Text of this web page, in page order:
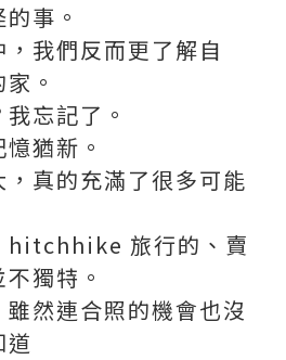
事。
我們反而更了解自
。
忘記了。
猶新。
真的充滿了很多可能
hitchhike 旅行的、賣
獨特。
然連合照的機會也沒
道